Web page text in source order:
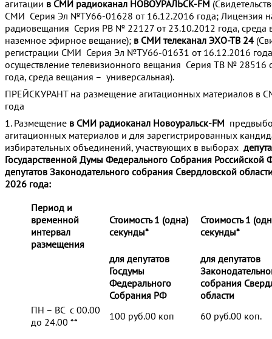
агитации в СМИ радиоканал НОВОУРАЛЬСК-FM
СМИ Серия Эл №ТУ66-01628 от 16.12.2016 года; Лицензия
радиовещания Серия РВ № 22127 от 23.10.2012 года,
наземное эфирное вещание); в СМИ телеканал ЭХО-ТВ 24
регистрации СМИ Серия Эл №ТУ66-01631 от 16.12.2016
осуществление телевизионного вещания Серия ТВ № 28516
года, среда вещания – универсальная).
ПРЕЙСКУРАНТ на размещение агитационных материалов в
года
1. Размещение в СМИ радиоканал Новоуральск-FM
агитационных материалов и для зарегистрированных
избирательных объединений, участвующих в выборах
Государственной Думы Федерального Собрания Российской
депутатов Законодательного собрания Свердловской
2026 года:
Период и
временной
интервал
размещения
Стоимость 1 (одна)
секунды*
Стоимость 1
секунды*
для депутатов
Госдумы
Федерального
Собрания РФ
для депутатов
собрания
области
ПН – ВС с 00.00
до 24.00 **
100 руб.00 коп 60 руб.00 коп.